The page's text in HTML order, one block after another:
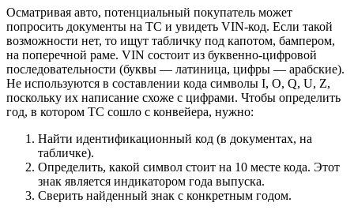
Осматривая авто, потенциальный покупатель может
попросить документы на ТС и увидеть VIN-код. Если такой
возможности нет, то ищут табличку под капотом, бампером,
на поперечной раме. VIN состоит из буквенно-цифровой
последовательности (буквы — латиница, цифры — арабские).
Не используются в составлении кода символы I, O, Q, U, Z,
поскольку их написание схоже с цифрами. Чтобы определить
год, в котором ТС сошло с конвейера, нужно:
Найти идентификационный код (в документах, на
табличке).
Определить, какой символ стоит на 10 месте кода. Этот
знак является индикатором года выпуска.
Сверить найденный знак с конкретным годом.